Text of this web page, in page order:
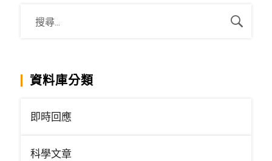
資料庫分類
即時回應
科學文章